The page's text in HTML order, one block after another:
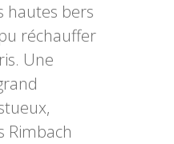
hautes bers
réchauffer
Une
Rimbach